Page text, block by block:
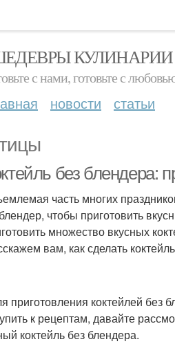
КУЛИНАРИИ
с нами, готовьте с
новости статьи
без блендера:
часть многих
чтобы приготовить
множество вкусных
вам, как сделать
приготовления коктейлей без
к рецептам, давайте
коктейль без блендера.